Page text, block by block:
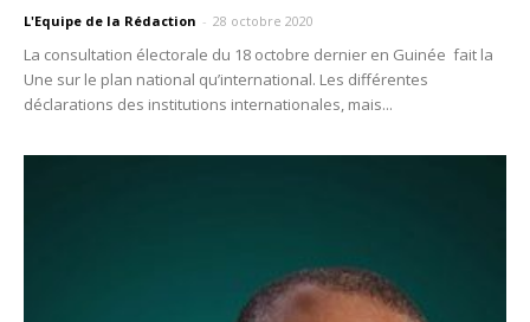
L'Equipe de la Rédaction - 28 octobre 2020
La consultation électorale du 18 octobre dernier en Guinée fait la
Une sur le plan national qu’international. Les différentes
déclarations des institutions internationales, mais...